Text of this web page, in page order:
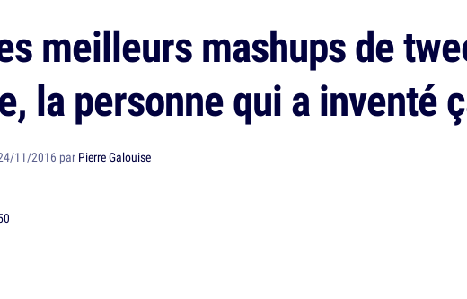
meilleurs mashups de
la personne qui a inventé
11/2016 par Pierre Galouise